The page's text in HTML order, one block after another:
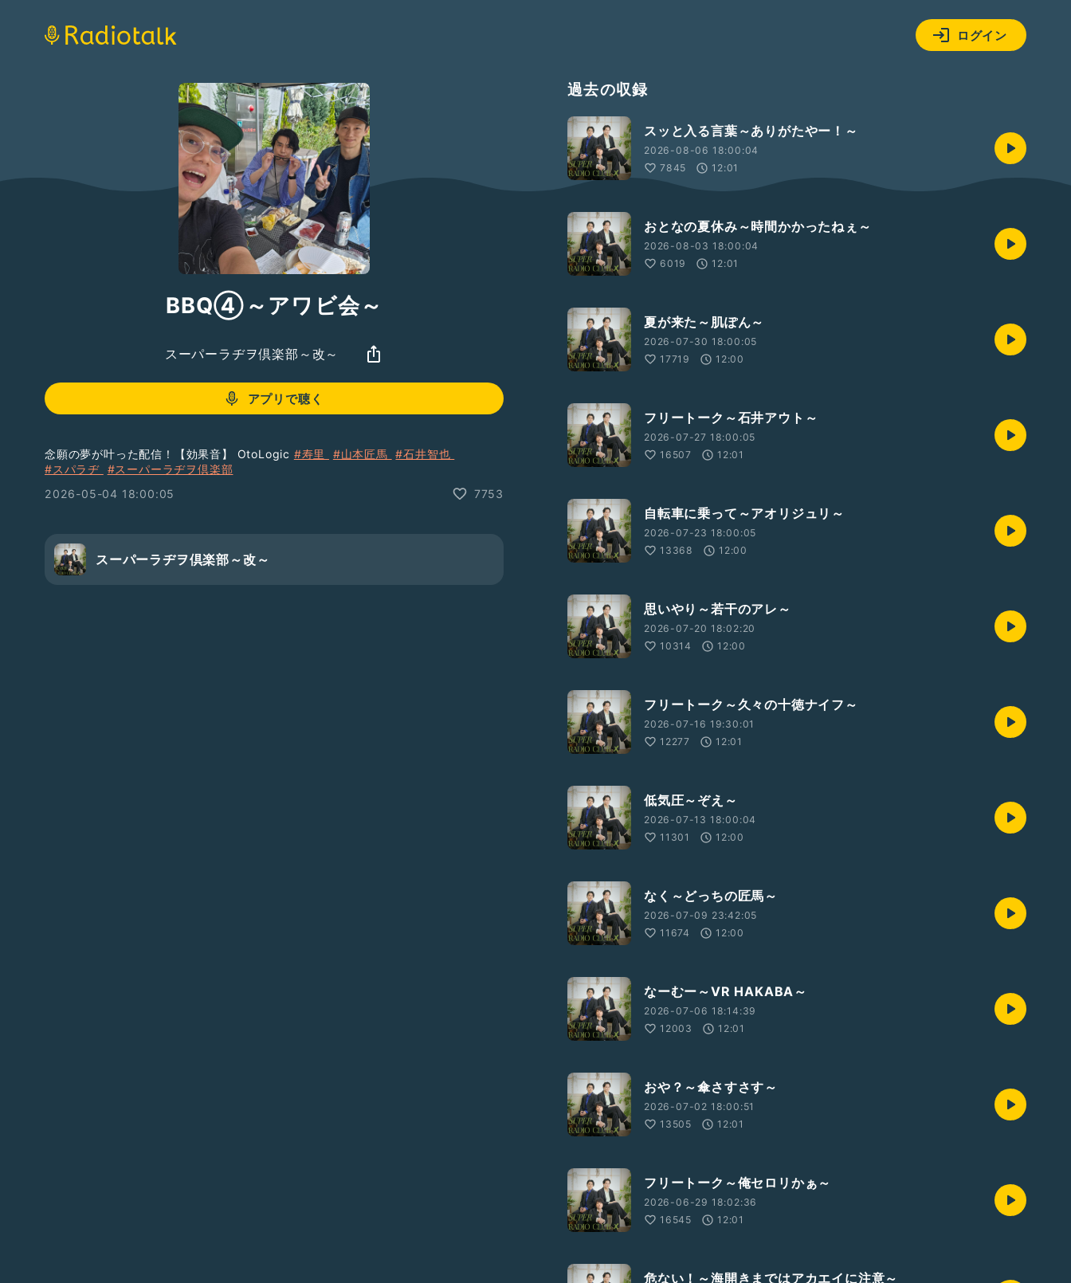
ログイン
BBQ➃～アワビ会～
スーパーラヂヲ倶楽部～改～
アプリで聴く
念願の夢が叶った配信！【効果音】 OtoLogic #寿里 #山本匠馬
#石井智也
#スパラヂ #スーパーラヂヲ倶楽部
2026-05-04 18:00:05
7753
スーパーラヂヲ倶楽部～改～
過去の収録
スッと入る言葉～ありがたやー！～
2026-08-06 18:00:04
7845
12:01
おとなの夏休み～時間かかったねぇ～
2026-08-03 18:00:04
6019
12:01
夏が来た～肌ぽん～
2026-07-30 18:00:05
17719
12:00
フリートーク～石井アウト～
2026-07-27 18:00:05
16507
12:01
自転車に乗って～アオリジュリ～
2026-07-23 18:00:05
13368
12:00
思いやり～若干のアレ～
2026-07-20 18:02:20
10314
12:00
フリートーク～久々の十徳ナイフ～
2026-07-16 19:30:01
12277
12:01
低気圧～ぞえ～
2026-07-13 18:00:04
11301
12:00
なく～どっちの匠馬～
2026-07-09 23:42:05
11674
12:00
なーむー～VR HAKABA～
2026-07-06 18:14:39
12003
12:01
おや？～傘さすさす～
2026-07-02 18:00:51
13505
12:01
フリートーク～俺セロリかぁ～
2026-06-29 18:02:36
16545
12:01
危ない！～海開きまではアカエイに注意～